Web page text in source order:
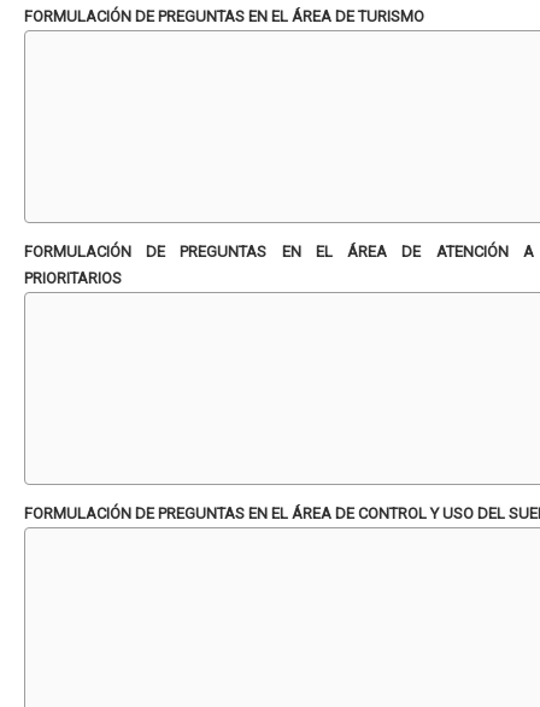
FORMULACIÓN DE PREGUNTAS EN EL ÁREA DE TURISMO
FORMULACIÓN DE PREGUNTAS EN EL ÁREA DE ATENCIÓN A
PRIORITARIOS
FORMULACIÓN DE PREGUNTAS EN EL ÁREA DE CONTROL Y USO DEL